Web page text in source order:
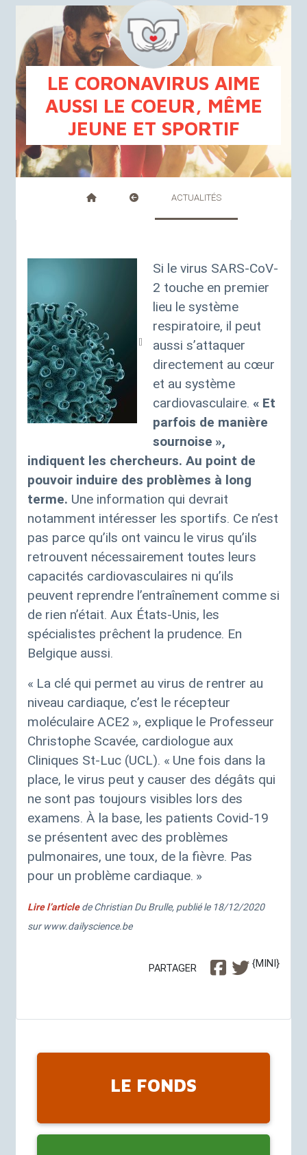
NL
LE CORONAVIRUS AIME
AUSSI LE COEUR, MÊME
JEUNE ET SPORTIF
ACTUALITÉS
Si le virus SARS-CoV-
2 touche en premier
lieu le système
respiratoire, il peut
aussi s’attaquer
directement au cœur
et au système
cardiovasculaire. « Et
parfois de manière
sournoise »,
indiquent les chercheurs. Au point de
pouvoir induire des problèmes à long
terme. Une information qui devrait
notamment intéresser les sportifs. Ce n’est
pas parce qu’ils ont vaincu le virus qu’ils
retrouvent nécessairement toutes leurs
capacités cardiovasculaires ni qu’ils
peuvent reprendre l’entraînement comme si
de rien n’était. Aux États-Unis, les
spécialistes prêchent la prudence. En
Belgique aussi.
« La clé qui permet au virus de rentrer au
niveau cardiaque, c’est le récepteur
moléculaire ACE2 », explique le Professeur
Christophe Scavée, cardiologue aux
Cliniques St-Luc (UCL). « Une fois dans la
place, le virus peut y causer des dégâts qui
ne sont pas toujours visibles lors des
examens. À la base, les patients Covid-19
se présentent avec des problèmes
pulmonaires, une toux, de la fièvre. Pas
pour un problème cardiaque. »
Lire l’articlede Christian Du Brulle, publié le 18/12/2020
surwww.dailyscience.be
PARTAGER {MINI}
LE FONDS